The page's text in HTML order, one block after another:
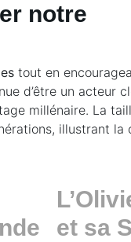
notre
tout en
d’être un acteur
millénaire. La
illustrant la
et sa